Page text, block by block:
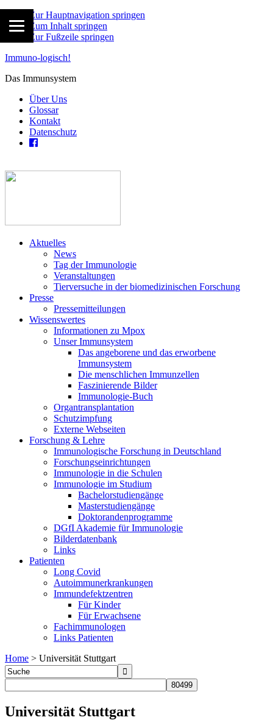
Zur Hauptnavigation springen
Zum Inhalt springen
Zur Fußzeile springen
Immuno-logisch!
Das Immunsystem
Über Uns
Glossar
Kontakt
Datenschutz
Aktuelles
News
Tag der Immunologie
Veranstaltungen
Tierversuche in der biomedizinischen Forschung
Presse
Pressemitteilungen
Wissenswertes
Informationen zu Mpox
Unser Immunsystem
Das angeborene und das erworbene
Immunsystem
Die menschlichen Immunzellen
Faszinierende Bilder
Immunologie-Buch
Organtransplantation
Schutzimpfung
Externe Webseiten
Forschung & Lehre
Immunologische Forschung in Deutschland
Forschungseinrichtungen
Immunologie in die Schulen
Immunologie im Studium
Bachelorstudiengänge
Masterstudiengänge
Doktorandenprogramme
DGfI Akademie für Immunologie
Bilderdatenbank
Links
Patienten
Long Covid
Autoimmunerkrankungen
Immundefektzentren
Für Kinder
Für Erwachsene
Fachimmunologen
Links Patienten
Home > Universität Stuttgart
Universität Stuttgart